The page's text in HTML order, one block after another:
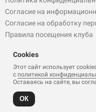
Согласие на
Согласие на обработку
Правила посещения клуба
ИП Крупская И. В.
ОГРНИП
Сайты и реклама
Cookies
Этот сайт использует
с политикой
Оставаясь на сайте, вы
ОК